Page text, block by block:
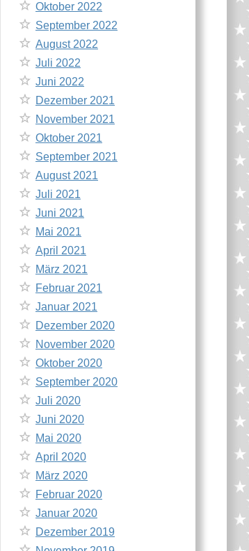
Oktober 2022
September 2022
August 2022
Juli 2022
Juni 2022
Dezember 2021
November 2021
Oktober 2021
September 2021
August 2021
Juli 2021
Juni 2021
Mai 2021
April 2021
März 2021
Februar 2021
Januar 2021
Dezember 2020
November 2020
Oktober 2020
September 2020
Juli 2020
Juni 2020
Mai 2020
April 2020
März 2020
Februar 2020
Januar 2020
Dezember 2019